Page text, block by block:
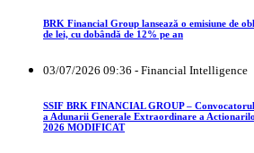
BRK Financial Group lansează o emisiune de
de lei, cu dobândă de 12% pe an
03/07/2026 09:36 - Financial Intelligence
SSIF BRK FINANCIAL GROUP –
a Adunarii Generale Extraordinare a
2026 MODIFICAT